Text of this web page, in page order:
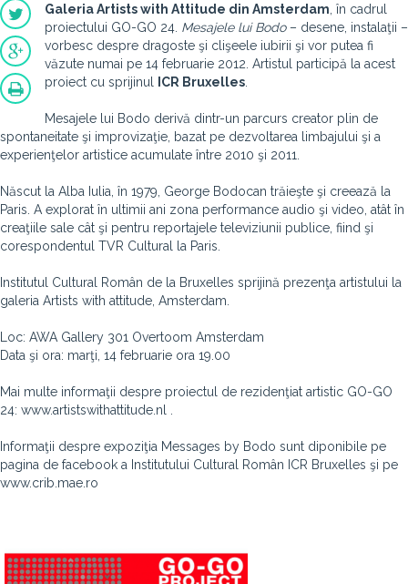
Galeria Artists with Attitude din Amsterdam , în cadrul
proiectului GO-GO 24. Mesajele lui Bodo – desene, instalaţii –
vorbesc despre dragoste şi clişeele iubirii şi vor putea fi
văzute numai pe 14 februarie 2012. Artistul participă la acest
proiect cu sprijinul
ICR Bruxelles
Mesajele lui Bodo derivă dintr-un parcurs creator plin de
spontaneitate şi improvizaţie, bazat pe dezvoltarea limbajului şi a
experienţelor artistice acumulate între 2010 şi 2011.
Născut la Alba Iulia, în 1979, George Bodocan trăieşte şi creează la
Paris. A explorat în ultimii ani zona performance audio şi video, atât în
creaţiile sale cât şi pentru reportajele televiziunii publice, fiind şi
corespondentul TVR Cultural la Paris.
Institutul Cultural Român de la Bruxelles sprijină prezenţa artistului la
galeria Artists with attitude, Amsterdam.
Loc: AWA Gallery 301 Overtoom Amsterdam
Data şi ora: marţi, 14 februarie ora 19.00
Mai multe informaţii despre proiectul de rezidenţiat artistic GO-GO
24: www.artistswithattitude.nl .
Informaţii despre expoziţia Messages by Bodo sunt diponibile pe
pagina de facebook a Institutului Cultural Român ICR Bruxelles şi pe
www.crib.mae.ro